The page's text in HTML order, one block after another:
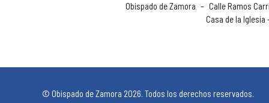
Obispado de Zamora – Calle Ramos
Casa de la Iglesia
© Obispado de Zamora 2026. Todos los derechos reservados.